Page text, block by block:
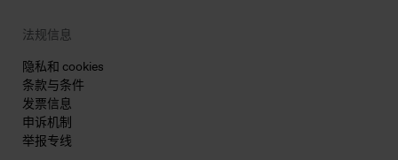
法规信息
隐私和 cookies
条款与条件
发票信息
申诉机制
举报专线